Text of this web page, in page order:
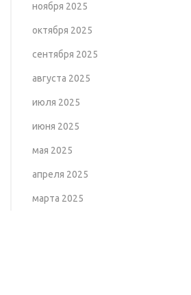
ноября 2025
октября 2025
сентября 2025
августа 2025
июля 2025
июня 2025
мая 2025
апреля 2025
марта 2025